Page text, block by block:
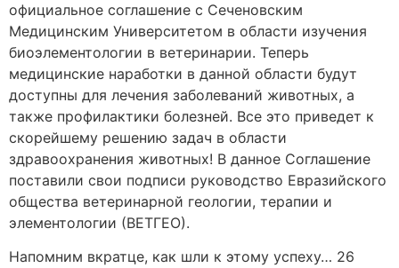
официальное соглашение с Сеченовским
Медицинским Университетом в области изучения
биоэлементологии в ветеринарии. Теперь
медицинские наработки в данной области будут
доступны для лечения заболеваний животных, а
также профилактики болезней. Все это приведет к
скорейшему решению задач в области
здравоохранения животных! В данное Соглашение
поставили свои подписи руководство Евразийского
общества ветеринарной геологии, терапии и
элементологии (ВЕТГЕО).
Напомним вкратце, как шли к этому успеху… 26